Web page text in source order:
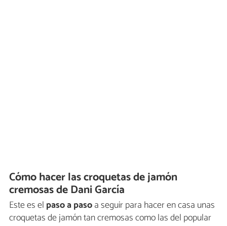
Cómo hacer las croquetas de jamón
cremosas de Dani García
Este es el paso a pasoa seguir para hacer en casa unas
croquetas de jamón tan cremosas como las del popular